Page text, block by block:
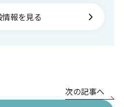
報を見る
次の記事へ